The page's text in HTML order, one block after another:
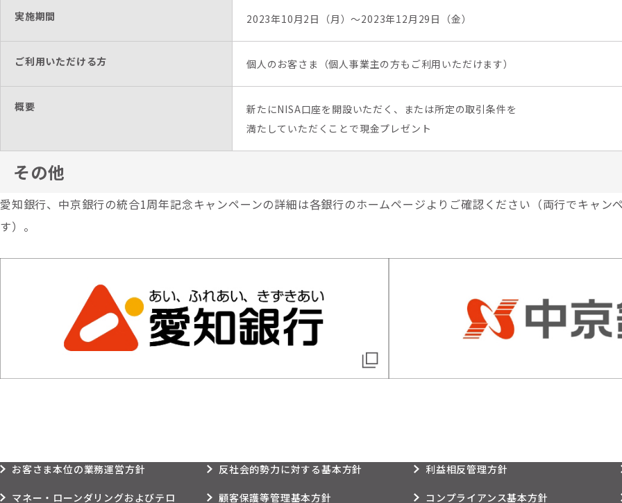
実施期間 2023年10月2日（月）～2023年12月29日（金）
ご利用いただける方 個人のお客さま（個人事業主の方もご利用いただけます）
概要
新たにNISA口座を開設いただく、または所定の取引条件を
満たしていただくことで現金プレゼント
その他
愛知銀行、中京銀行の統合1周年記念キャンペーンの詳細は各銀行のホームページよりご確認ください（両行でキャン
す）。
お客さま本位の業務運営方針 反社会的勢力に対する基本方針 利益相反管理方針
マネー・ローンダリングおよびテロ 顧客保護等管理基本方針 コンプライアンス基本方針